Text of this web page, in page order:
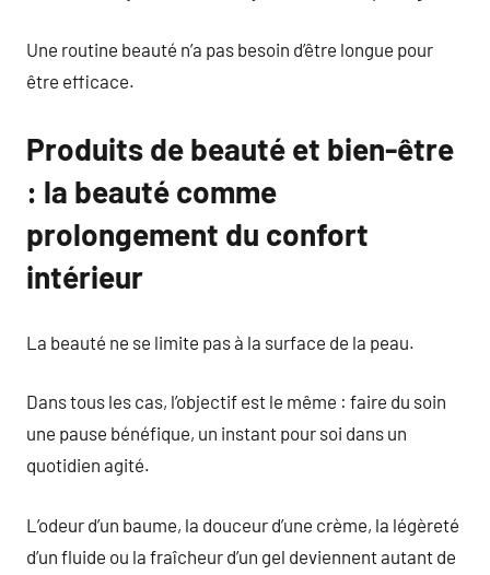
Une routine beauté n’a pas besoin d’être longue pour
être efficace.
Produits de beauté et bien-être
: la beauté comme
prolongement du confort
intérieur
La beauté ne se limite pas à la surface de la peau.
Dans tous les cas, l’objectif est le même : faire du soin
une pause bénéfique, un instant pour soi dans un
quotidien agité.
L’odeur d’un baume, la douceur d’une crème, la légèreté
d’un fluide ou la fraîcheur d’un gel deviennent autant de